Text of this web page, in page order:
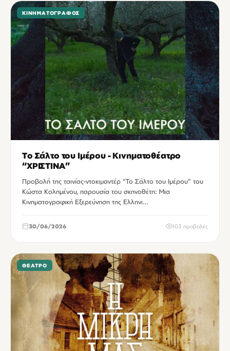
ΚΙΝΗΜΑΤΟΓΡΆΦΟΣ
Το Σάλτο του Ιμέρου - Κινηματοθέατρο
“ΧΡΙΣΤΙΝΑ”
Προβολή της ταινίας-ντοκιμαντέρ “Το Σάλτο του Ιμέρου” του
Κώστα Κολημένου, παρουσία του σκηνοθέτη: Μια
Κινηματογραφική Εξερεύνηση της Ελληνι…
30/06/2026 103 προβολές
ΘΈΑΤΡΟ